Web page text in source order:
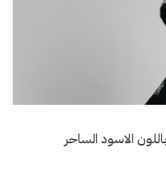
الاسود الساحر